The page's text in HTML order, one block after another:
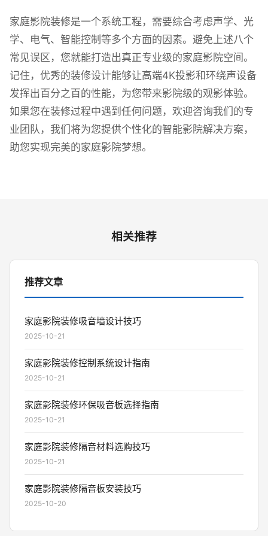
家庭影院装修是一个系统工程，需要综合考虑声学、光
学、电气、智能控制等多个方面的因素。避免上述八个
常见误区，您就能打造出真正专业级的家庭影院空间。
记住，优秀的装修设计能够让高端4K投影和环绕声设备
发挥出百分之百的性能，为您带来影院级的观影体验。
如果您在装修过程中遇到任何问题，欢迎咨询我们的专
业团队，我们将为您提供个性化的智能影院解决方案，
助您实现完美的家庭影院梦想。
相关推荐
推荐文章
家庭影院装修吸音墙设计技巧
2025-10-21
家庭影院装修控制系统设计指南
2025-10-21
家庭影院装修环保吸音板选择指南
2025-10-21
家庭影院装修隔音材料选购技巧
2025-10-21
家庭影院装修隔音板安装技巧
2025-10-20